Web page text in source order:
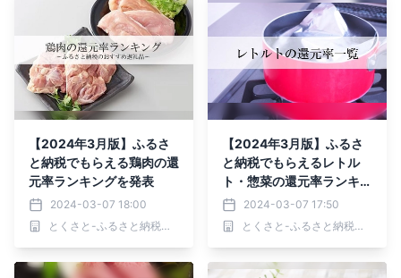
【2024年3月版】ふるさ
と納税でもらえる鶏肉の還
元率ランキングを発表
2024-03-07 18:00
とくさと-ふるさと納税還元率ランキング-
【2024年3月版】ふるさ
と納税でもらえるレトル
ト・惣菜の還元率ランキン
グを発表2024-03-07 17:50
とくさと-ふるさと納税還元率ランキング-